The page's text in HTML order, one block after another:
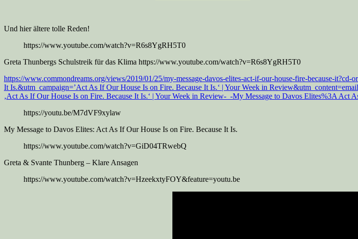
Und hier ältere tolle Reden!
https://www.youtube.com/watch?v=R6s8YgRH5T0
Greta Thunbergs Schulstreik für das Klima https://www.youtube.com/watch?v=R6s8YgRH5T0
https://www.commondreams.org/views/2019/01/25/my-message-davos-elites-act-if-our-house-fire-because-
It Is.&utm_campaign=’Act As If Our House Is on Fire. Because It Is.‘ | Your Week in
‚Act As If Our House Is on Fire. Because It Is.‘ | Your Week in Review-_-My Message to Davos Elites%3A Act
https://youtu.be/M7dVF9xylaw
My Message to Davos Elites: Act As If Our House Is on Fire. Because It Is.
https://www.youtube.com/watch?v=GiD04TRwebQ
Greta & Svante Thunberg – Klare Ansagen
https://www.youtube.com/watch?v=HzeekxtyFOY&feature=youtu.be